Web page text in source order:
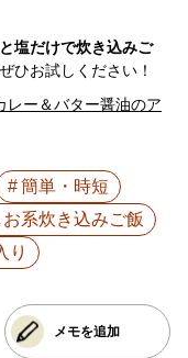
塩だけで炊き込みご
ひお試しください！
レー＆バター醤油のア
簡単・時短
お系炊き込みご飯
り
メモを追加